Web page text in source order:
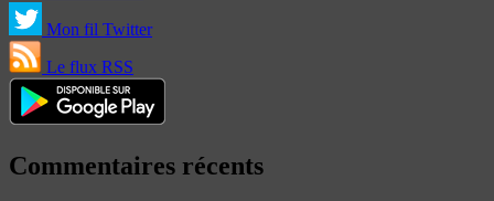
Mon fil Twitter
Le flux RSS
Commentaires récents